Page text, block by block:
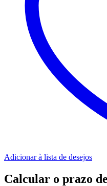
Adicionar à lista de desejos
Calcular o prazo